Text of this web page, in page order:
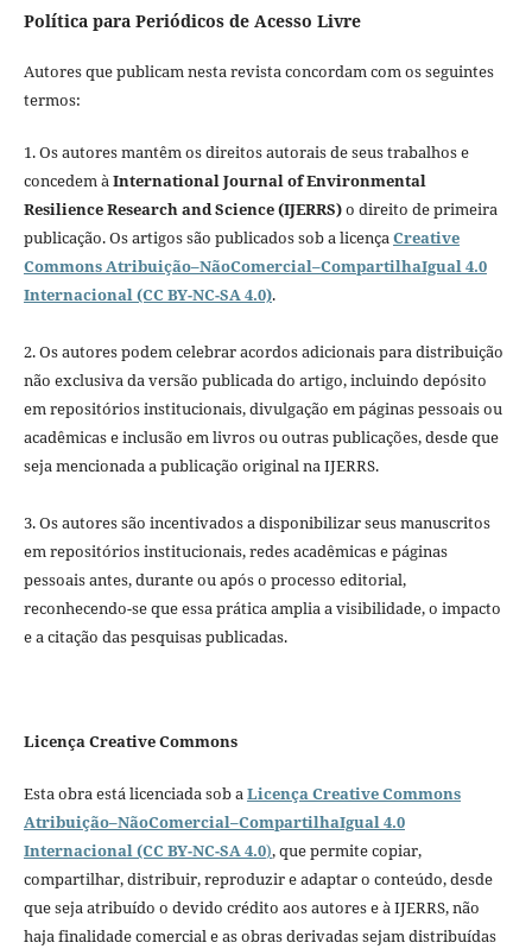
Política para Periódicos de Acesso Livre
Autores que publicam nesta revista concordam com os seguintes
termos:
1. Os autores mantêm os direitos autorais de seus trabalhos e
concedem àInternational Journal of Environmental
Resilience Research and Science (IJERRS)o direito de primeira
publicação. Os artigos são publicados sob a licençaCreative
Commons Atribuição–NãoComercial–CompartilhaIgual 4.0
Internacional (CC BY-NC-SA 4.0).
2. Os autores podem celebrar acordos adicionais para distribuição
não exclusiva da versão publicada do artigo, incluindo depósito
em repositórios institucionais, divulgação em páginas pessoais ou
acadêmicas e inclusão em livros ou outras publicações, desde que
seja mencionada a publicação original na IJERRS.
3. Os autores são incentivados a disponibilizar seus manuscritos
em repositórios institucionais, redes acadêmicas e páginas
pessoais antes, durante ou após o processo editorial,
reconhecendo-se que essa prática amplia a visibilidade, o impacto
e a citação das pesquisas publicadas.
Licença Creative Commons
Esta obra está licenciada sob aLicença Creative Commons
Atribuição–NãoComercial–CompartilhaIgual 4.0
Internacional (CC BY-NC-SA 4.0), que permite copiar,
compartilhar, distribuir, reproduzir e adaptar o conteúdo, desde
que seja atribuído o devido crédito aos autores e à IJERRS, não
haja finalidade comercial e as obras derivadas sejam distribuídas